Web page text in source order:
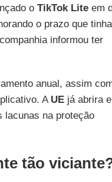
o TikTok Liteem
o prazo que tinha
informou ter
anual, assim
A UEjá abrira
lacunas na proteção
tão